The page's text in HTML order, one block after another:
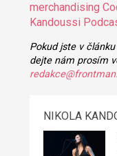
merchandising
Kandoussi
Pokud jste v
dejte nám prosím
NIKOLA